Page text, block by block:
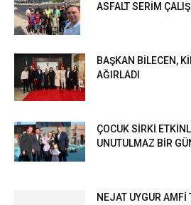
ASFALT SERİM
BAŞKAN BİLECEN,
AĞIRLADI
ÇOCUK SİRKİ
UNUTULMAZ BİR
NEJAT UYGUR AMFİ